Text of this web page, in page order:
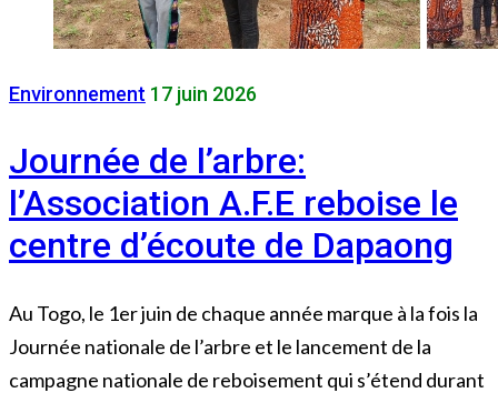
Environnement 17 juin 2026
Journée de l’arbre:
l’Association A.F.E reboise le
centre d’écoute de Dapaong
Au Togo, le 1er juin de chaque année marque à la fois la
Journée nationale de l’arbre et le lancement de la
campagne nationale de reboisement qui s’étend durant